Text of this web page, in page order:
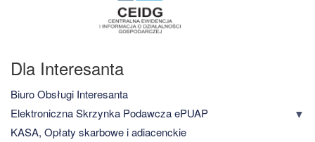
Dla Interesanta
Biuro Obsługi Interesanta
Elektroniczna Skrzynka Podawcza ePUAP
KASA, Opłaty skarbowe i adiacenckie